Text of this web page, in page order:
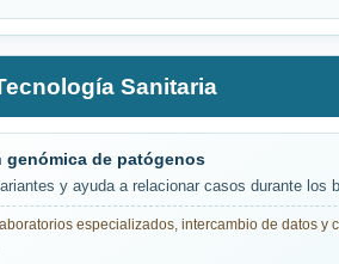
Sanitaria
genómica de patógenos
y ayuda a relacionar casos durante los
especializados, intercambio de datos y